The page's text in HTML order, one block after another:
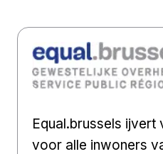
Equal.brussels ijvert
voor alle inwoners